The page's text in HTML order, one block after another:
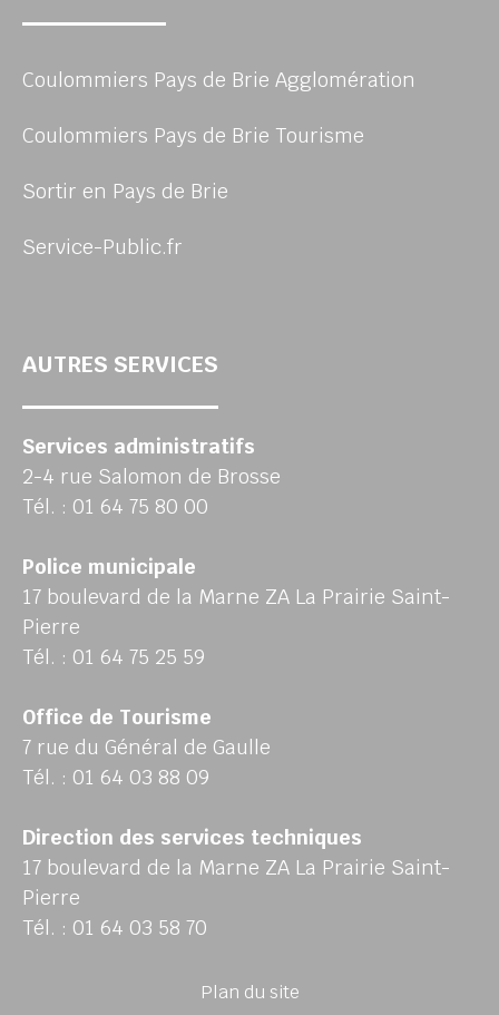
Coulommiers Pays de Brie Agglomération
Coulommiers Pays de Brie Tourisme
Sortir en Pays de Brie
Service-Public.fr
AUTRES SERVICES
Services administratifs
2-4 rue Salomon de Brosse
Tél. : 01 64 75 80 00
Police municipale
17 boulevard de la Marne ZA La Prairie Saint-
Pierre
Tél. : 01 64 75 25 59
Office de Tourisme
7 rue du Général de Gaulle
Tél. : 01 64 03 88 09
Direction des services techniques
17 boulevard de la Marne ZA La Prairie Saint-
Pierre
Tél. : 01 64 03 58 70
Plan du site